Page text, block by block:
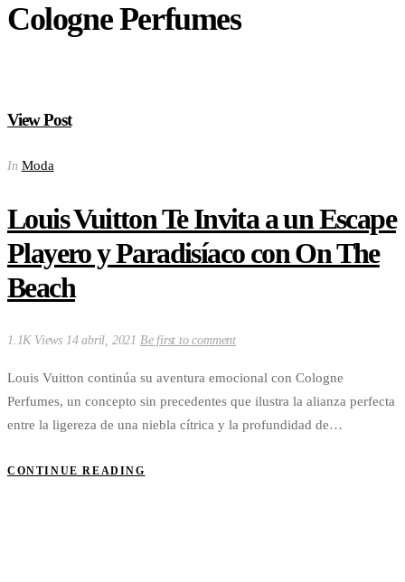
Cologne Perfumes
View Post
In Moda
Louis Vuitton Te Invita a un Escape
Playero y Paradisíaco con On The
Beach
1.1K Views 14 abril, 2021 Be first to comment
Louis Vuitton continúa su aventura emocional con Cologne
Perfumes, un concepto sin precedentes que ilustra la alianza perfecta
entre la ligereza de una niebla cítrica y la profundidad de…
CONTINUE READING